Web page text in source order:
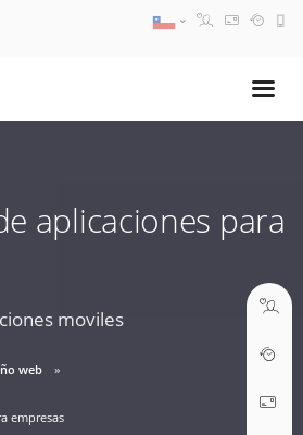
aplicaciones para
moviles
web
empresas
AM A 18:30 PM